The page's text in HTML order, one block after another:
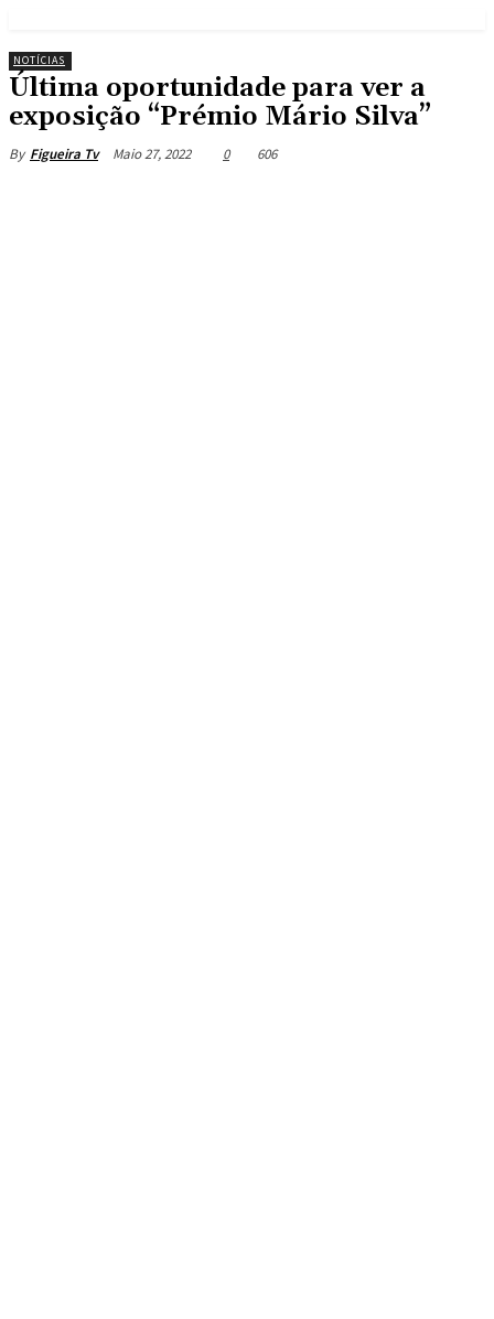
NOTÍCIAS
Última oportunidade para ver a
exposição “Prémio Mário Silva”
By Figueira Tv Maio 27, 2022 0 606